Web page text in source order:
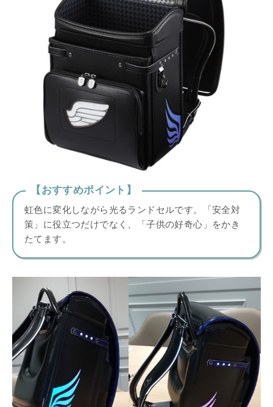
【おすすめポイント】
虹色に変化しながら光るランドセルです。「安全対
策」に役立つだけでなく、「子供の好奇心」をかき
たてます。